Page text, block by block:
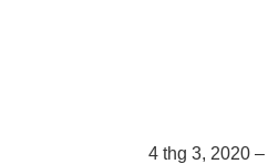
4 thg 3, 2020